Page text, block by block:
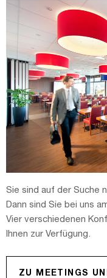
Sie sind auf der Suche
Dann sind Sie bei uns
Vier verschiedenen
Ihnen zur Verfügung.
ZU MEETINGS